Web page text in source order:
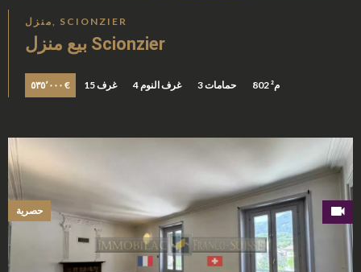
منزل, SCIONZIER
بيع منزل Scionzier
٥٣٥٬٠٠٠ € 15 غرف 4 غرف النوم 3 حمامات 802 م²
حصرية